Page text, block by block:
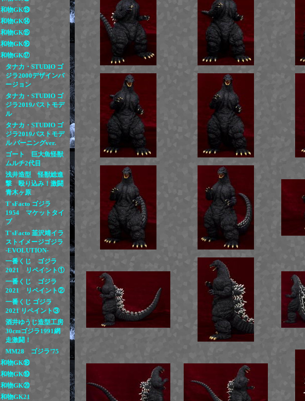
和物GK⑬
和物GK⑭
和物GK⑮
和物GK⑯
和物GK⑰
タナカ・STUDIO ゴ
ジラ2000デザインバ
ージョン
タナカ・STUDIO ゴ
ジラ2019バストモデ
ル
タナカ・STUDIO ゴ
ジラ2019バストモデ
ル バーニングver.
ゴート 巨大魚怪獣
ムルチ2代目
浅井造型 怪獣総進
撃 殴り込み！激闘
青木ヶ原
T'sFacto ゴジラ
1954 マケットタイ
プ
T'sFacto 韮沢靖イラ
ストイメージゴジラ
-EVOLUTION-
一番くじ ゴジラ
2021 リペイント①
一番くじ ゴジラ
2021 リペイント②
一番くじ ゴジラ
2021 リペイント③
酒井ゆうじ造型工房
30cmゴジラ1991網
走激闘！
MM28 ゴジラ’75
和物GK⑱
和物GK⑲
和物GK⑳
和物GK21